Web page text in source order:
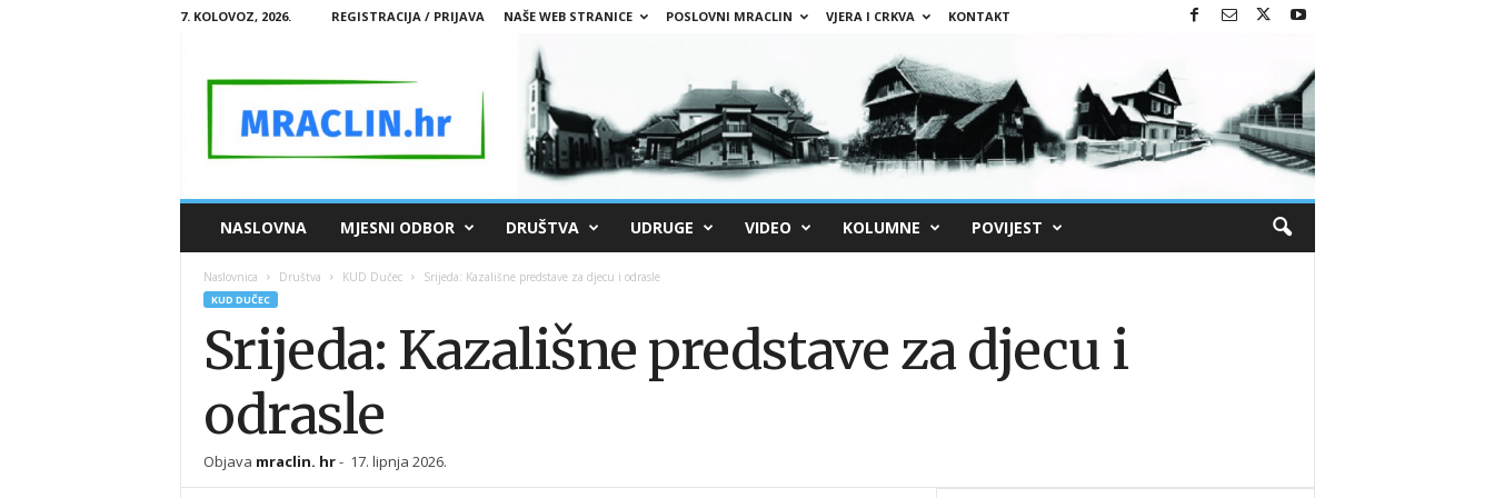
7. KOLOVOZ, 2026. REGISTRACIJA / PRIJAVA NAŠE WEB STRANICE POSLOVNI MRACLIN VJERA I CRKVA KONTAKT
M
A
NASLOVNA MJESNI ODBOR DRUŠTVA UDRUGE VIDEO KOLUMNE POVIJEST
Naslovnica Društva KUD Dučec Srijeda: Kazališne predstave za djecu i odrasle
KUD DUČEC
Srijeda: Kazališne predstave za djecu i
odrasle
Objava mraclin. hr- 17. lipnja 2026.